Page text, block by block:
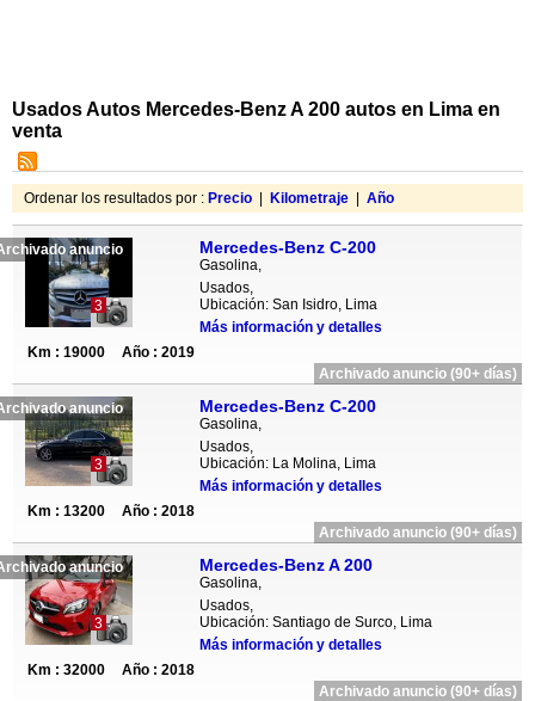
Usados Autos Mercedes-Benz A 200 autos en Lima en
venta
Ordenar los resultados por : Precio Kilometraje Año
anuncio
3
Mercedes-Benz C-200
Gasolina,
Usados,
Ubicación: San Isidro, Lima
Más información y detalles
Km : 19000
Año : 2019
Archivado anuncio (90+ días)
anuncio
3
Mercedes-Benz C-200
Gasolina,
Usados,
Ubicación: La Molina, Lima
Más información y detalles
Km : 13200
Año : 2018
Archivado anuncio (90+ días)
anuncio
3
Mercedes-Benz A 200
Gasolina,
Usados,
Ubicación: Santiago de Surco, Lima
Más información y detalles
Km : 32000
Año : 2018
Archivado anuncio (90+ días)